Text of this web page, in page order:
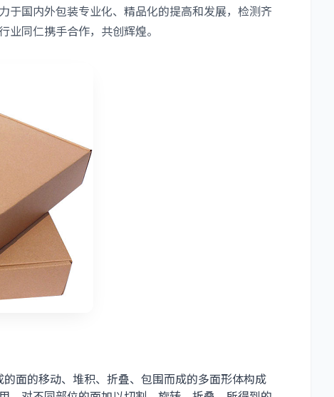
于国内外包装专业化、精品化的提高和发展，检测齐
同仁携手合作，共创辉煌。
面的移动、堆积、折叠、包围而成的多面形体构成